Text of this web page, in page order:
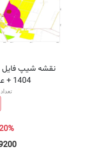
1404 + عکس با کیفیت
159200